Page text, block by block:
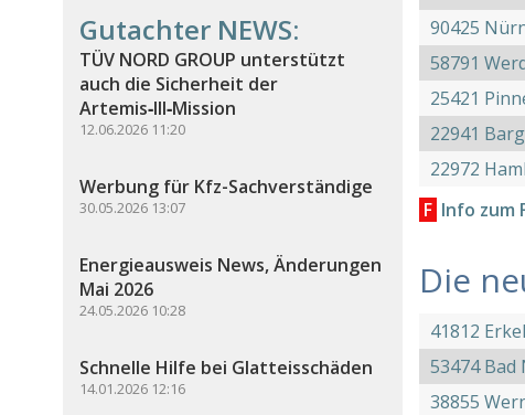
Gutachter NEWS:
TÜV NORD GROUP unterstützt
auch die Sicherheit der
Artemis‑III‑Mission
12.06.2026 11:20
Werbung für Kfz-Sachverständige
30.05.2026 13:07
Energieausweis News, Änderungen
Mai 2026
24.05.2026 10:28
Schnelle Hilfe bei Glatteisschäden
14.01.2026 12:16
90425
58791
25421
22941
22972
F Info zum
Die
41812
53474
38855